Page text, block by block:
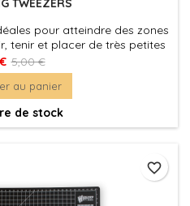
TWEEZERS
pour atteindre des zones
tenir et placer de très petites
une grande précision.
5,00 €
au panier
de stock
favorite_border